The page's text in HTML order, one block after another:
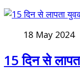
18 May 2024
15 दिन से